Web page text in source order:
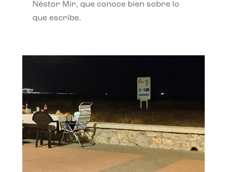
Néstor Mir, que conoce bien sobre lo
que escribe.